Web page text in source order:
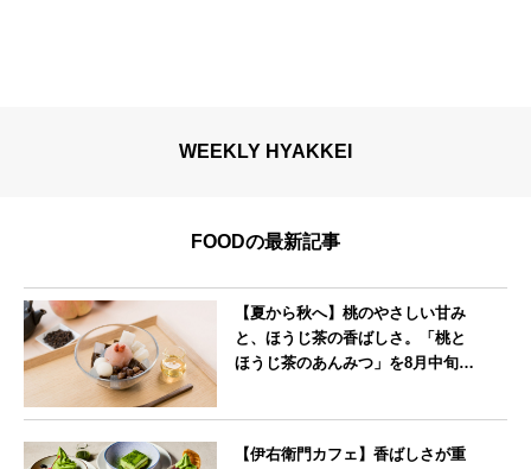
WEEKLY HYAKKEI
FOODの最新記事
【夏から秋へ】桃のやさしい甘み
と、ほうじ茶の香ばしさ。「桃と
ほうじ茶のあんみつ」を8月中旬よ
【伊右衛門カフェ】香ばしさが重